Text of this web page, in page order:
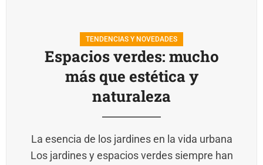
TENDENCIAS Y NOVEDADES
Espacios verdes: mucho
más que estética y
naturaleza
La esencia de los jardines en la vida urbana
Los jardines y espacios verdes siempre han